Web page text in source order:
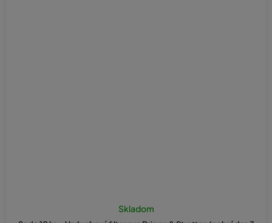
hodnotenie
Skladom